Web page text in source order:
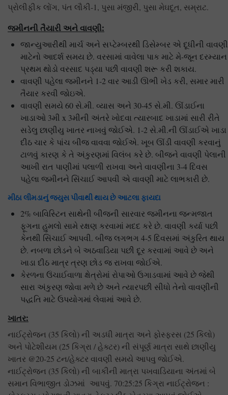
પ્રોલીફીક લોંગ, પંત લૌકી-1, પુસા મંજીરી, પુસા મેઘદૂત, સમ્રાટ.
જમીનની તૈયારી અને વાવણી:
જાન્યુઆરીથી માર્ચ અને સપ્ટેમ્બરથી ડિસેમ્બર એ દૂધીની વાવણી
માટેનો આદર્શ સમય છે. વરસામાં વાવેલા પાક માટે મે-જૂન દરમ્યાન
પ્રથમ થોડો વરસાદ પડ્યા પછી વાવણી શરૂ કરી શકાય.
વાવણી પહેલા જમીનને 1-2 વાર આડી ઊભી ખેડ કરી, સમાર મારી
તૈયાર કરવી જોઇએ.
વાવણી સમયે 60 સે.મી. વ્યાસ અને 30-45 સે.મી. ઊંડાઈના
ખાડાઓ 3મી x 3મીની અંતરે ખોદવા ત્યારબાદ ખાડામાં સારી રીતે
સડેલુ છાણીયુ ખાતર નાખવું જોઈએ. 1-2 સે.મી.ની ઊંડાઈએ ખાડા
દીઠ ચાર કે પાંચ બીજ વાવવા જોઈએ. ખૂબ ઊંડી વાવણી કરવાનું
ટાળવું કારણ કે તે અંકુરણમાં વિલંબ કરે છે. બીજને વાવણી પેલાની
આખી રાત પાણીમાં પલાળી રાખવા અને વાવણીના 3-4 દિવસ
પહેલા જમીનને સિંચાઈ આપવી એ વાવણી માટે લાભકારી છે.
મીઠા લીમડાનું જ્યુસ પીવાથી થાય છે આટલા ફાયદા
2% બાવિસ્ટિન સાથેની બીજની સારવાર જમીનના જન્મજાત
ફૂગના હુમલો સામે રક્ષણ કરવામાં મદદ કરે છે. વાવણી કર્યા પછી
કેનથી સિંચાઈ આપવી. બીજ લગભગ 4-5 દિવસમાં અંકુરિત થાય
છે. નબળા છોડને બે અઠવાડિયા પછી દૂર કરવામાં આવે છે અને
ખાડા દીઠ માત્ર ત્રણ છોડ જ રાખવા જોઈએ.
કેરળના ઉંચાઈવાળા ક્ષેત્રોમાં રોપાઓ ઉગાડવામાં આવે છે જેથી
સારા અંકુરણ જોવા મળે છે અને ત્યારપછી સીધો તેનો વાવણીની
પદ્ધતિ માટે ઉપયોગમાં લેવામાં આવે છે.
ખાતર:
નાઈટ્રોજન (35 કિલો) ની અડધી માત્રા અને ફોસ્ફરસ (25 કિલો)
અને પોટેશીયમ (25 કિગ્રા / હેક્ટર) ની સંપૂર્ણ માત્રા સાથે છાણીયુ
ખાતર @20-25 ટન/હેક્ટર વાવણી સમયે આપવુ જોઈએ.
નાઈટ્રોજન (35 કિલો) ની બાકીની માત્રા પખવાડિયાના અંતમાં બે
સમાન વિભાજીત ડોઝમાં આપવું. 70:25:25 કિગ્રા નાઈટ્રોજન :